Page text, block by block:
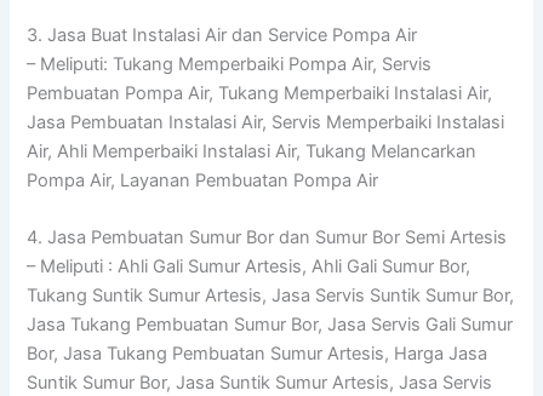
3. Jasa Buat Instalasi Air dan Service Pompa Air
– Meliputi: Tukang Memperbaiki Pompa Air, Servis
Pembuatan Pompa Air, Tukang Memperbaiki Instalasi Air,
Jasa Pembuatan Instalasi Air, Servis Memperbaiki Instalasi
Air, Ahli Memperbaiki Instalasi Air, Tukang Melancarkan
Pompa Air, Layanan Pembuatan Pompa Air
4. Jasa Pembuatan Sumur Bor dan Sumur Bor Semi Artesis
– Meliputi : Ahli Gali Sumur Artesis, Ahli Gali Sumur Bor,
Tukang Suntik Sumur Artesis, Jasa Servis Suntik Sumur Bor,
Jasa Tukang Pembuatan Sumur Bor, Jasa Servis Gali Sumur
Bor, Jasa Tukang Pembuatan Sumur Artesis, Harga Jasa
Suntik Sumur Bor, Jasa Suntik Sumur Artesis, Jasa Servis